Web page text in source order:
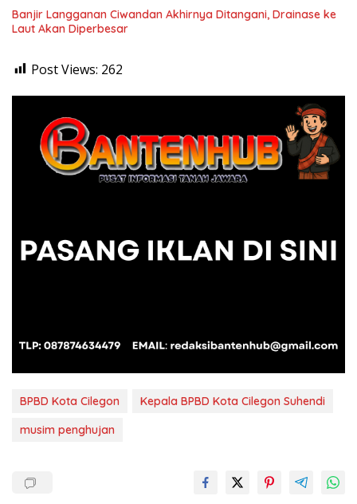
Banjir Langganan Ciwandan Akhirnya Ditangani, Drainase ke
Laut Akan Diperbesar
Post Views: 262
BPBD Kota Cilegon
Kepala BPBD Kota Cilegon Suhendi
musim penghujan